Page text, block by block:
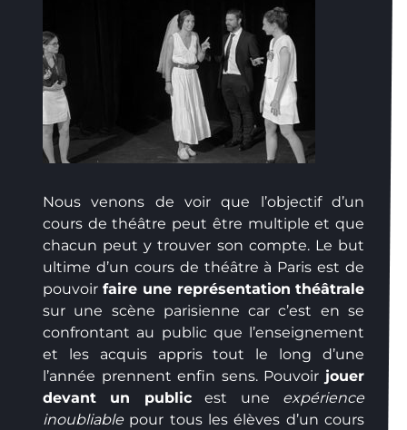
Nous venons de voir que l’objectif d’un
cours de théâtre peut être multiple et que
chacun peut y trouver son compte. Le but
ultime d’un cours de théâtre à Paris est de
pouvoir faire une représentation théâtrale
sur une scène parisienne car c’est en se
confrontant au public que l’enseignement
et les acquis appris tout le long d’une
l’année prennent enfin sens. Pouvoir jouer
devant un publicest une expérience
inoubliable pour tous les élèves d’un cours